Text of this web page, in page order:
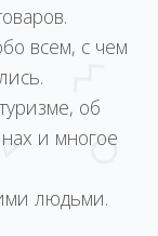
всем, с чем
об
и многое
людьми.